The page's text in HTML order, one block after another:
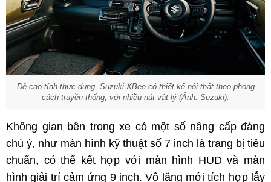
Đề cao tính thực dụng, Suzuki XBee có thiết kế nội thất theo phong
cách truyền thống, với nhiều nút vật lý (Ảnh: Suzuki).
Không gian bên trong xe có một số nâng cấp đáng
chú ý, như màn hình kỹ thuật số 7 inch là trang bị tiêu
chuẩn, có thể kết hợp với màn hình HUD và màn
hình giải trí cảm ứng 9 inch. Vô lăng mới tích hợp lẫy